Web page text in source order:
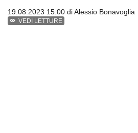
19.08.2023 15:00 diAlessio Bonavoglia
VEDI LETTURE